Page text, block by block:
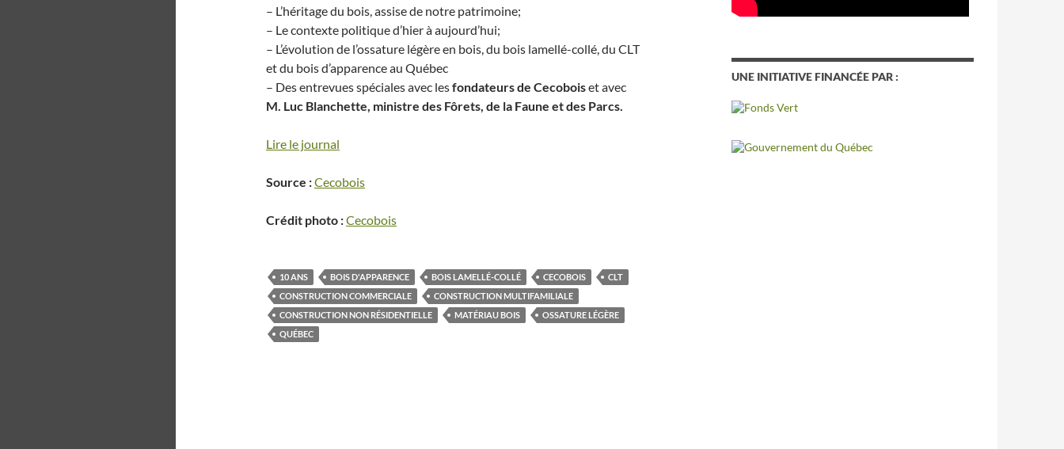
– L’héritage du bois, assise de notre patrimoine;
– Le contexte politique d’hier à aujourd’hui;
– L’évolution de l’ossature légère en bois, du bois lamellé-collé, du CLT
et du bois d’apparence au Québec
– Des entrevues spéciales avec lesfondateurs de Cecoboiset avec
M. Luc Blanchette, ministre des Fôrets, de la Faune et des Parcs.
Lire le journal
Source :Cecobois
Crédit photo :Cecobois
10 ANS BOIS D'APPARENCE BOIS LAMELLÉ-COLLÉ CECOBOIS
CLT
CONSTRUCTION COMMERCIALE
CONSTRUCTION MULTIFAMILIALE
CONSTRUCTION NON RÉSIDENTIELLE
MATÉRIAU BOIS
OSSATURE LÉGÈRE
QUÉBEC
UNE INITIATIVE FINANCÉE PAR :